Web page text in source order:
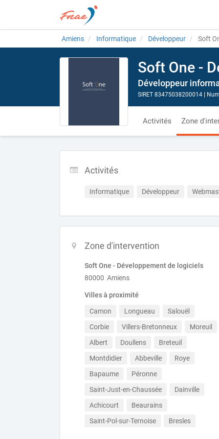
Amiens Informatique Développeur Soft
Soft One -
Développeur
SIRET 83475038200014
Activités Zone
Activités
Informatique Développeur
Zone d'intervention
Soft One - Développement de logiciels
80000 Amiens
Villes à proximité
Camon Longueau
Salouël
Corbie
Villers-Bretonneux
Moreuil
Albert
Doullens
Breteuil
Montdidier
Abbeville
Roye
Bapaume
Péronne
Saint-Just-en-Chaussée
Dainville
Achicourt
Beaurains
Saint-Pol-sur-Ternoise
Bresles